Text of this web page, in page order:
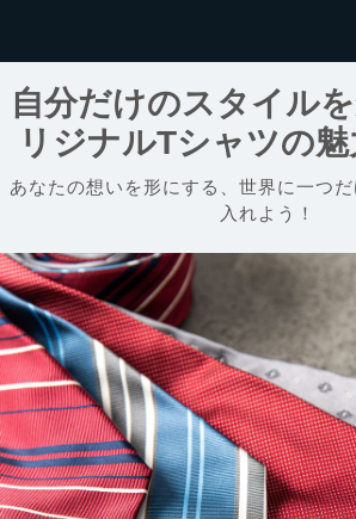
自分だけのスタイル
リジナルTシャツの
あなたの想いを形にする、世界に一つ
入れよう！